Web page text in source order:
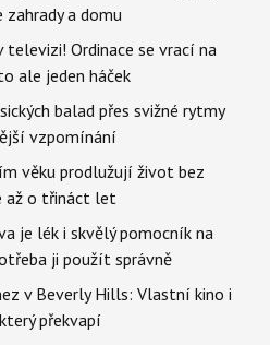
zahrady a domu
Ordinace se vrací na
ale jeden háček
balad přes svižné rytmy
vzpomínání
věku prodlužují život bez
až o třináct let
je lék i skvělý pomocník na
ji použít správně
v Beverly Hills: Vlastní kino i
překvapí